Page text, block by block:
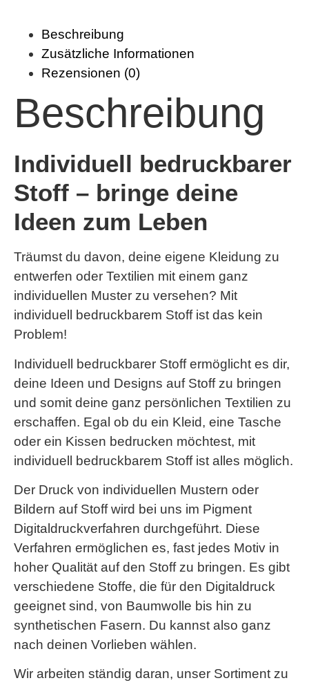
Beschreibung
Zusätzliche Informationen
Rezensionen (0)
Beschreibung
Individuell bedruckbarer
Stoff – bringe deine
Ideen zum Leben
Träumst du davon, deine eigene Kleidung zu
entwerfen oder Textilien mit einem ganz
individuellen Muster zu versehen? Mit
individuell bedruckbarem Stoff ist das kein
Problem!
Individuell bedruckbarer Stoff ermöglicht es dir,
deine Ideen und Designs auf Stoff zu bringen
und somit deine ganz persönlichen Textilien zu
erschaffen. Egal ob du ein Kleid, eine Tasche
oder ein Kissen bedrucken möchtest, mit
individuell bedruckbarem Stoff ist alles möglich.
Der Druck von individuellen Mustern oder
Bildern auf Stoff wird bei uns im Pigment
Digitaldruckverfahren durchgeführt. Diese
Verfahren ermöglichen es, fast jedes Motiv in
hoher Qualität auf den Stoff zu bringen. Es gibt
verschiedene Stoffe, die für den Digitaldruck
geeignet sind, von Baumwolle bis hin zu
synthetischen Fasern. Du kannst also ganz
nach deinen Vorlieben wählen.
Wir arbeiten ständig daran, unser Sortiment zu